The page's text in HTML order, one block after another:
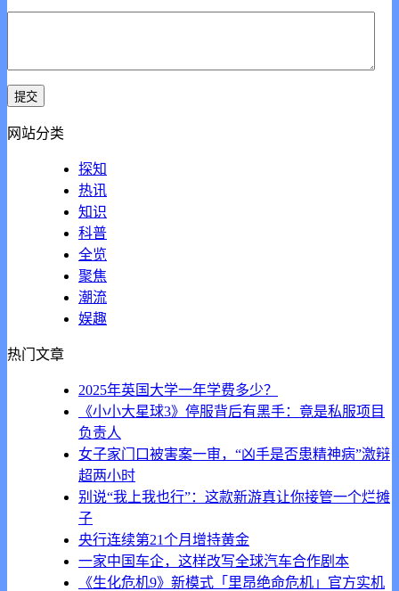
网站分类
探知
热讯
知识
科普
全览
聚焦
潮流
娱趣
热门文章
2025年英国大学一年学费多少？
《小小大星球3》停服背后有黑手：竟是私服项目
负责人
女子家门口被害案一审，“凶手是否患精神病”激辩
超两小时
别说“我上我也行”：这款新游真让你接管一个烂摊
子
央行连续第21个月增持黄金
一家中国车企，这样改写全球汽车合作剧本
《生化危机9》新模式「里昂绝命危机」官方实机